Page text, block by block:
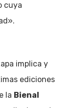
cuya
implica y
ediciones
la Bienal